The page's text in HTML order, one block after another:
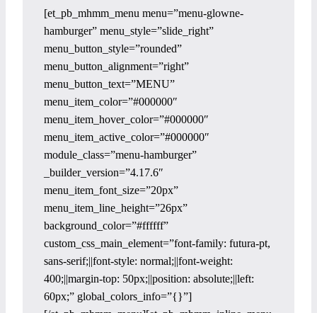
[et_pb_mhmm_menu menu=”menu-glowne-
hamburger” menu_style=”slide_right”
menu_button_style=”rounded”
menu_button_alignment=”right”
menu_button_text=”MENU”
menu_item_color=”#000000″
menu_item_hover_color=”#000000″
menu_item_active_color=”#000000″
module_class=”menu-hamburger”
_builder_version=”4.17.6″
menu_item_font_size=”20px”
menu_item_line_height=”26px”
background_color=”#ffffff”
custom_css_main_element=”font-family: futura-pt,
sans-serif;||font-style: normal;||font-weight:
400;||margin-top: 50px;||position: absolute;||left:
60px;” global_colors_info=”{}”]